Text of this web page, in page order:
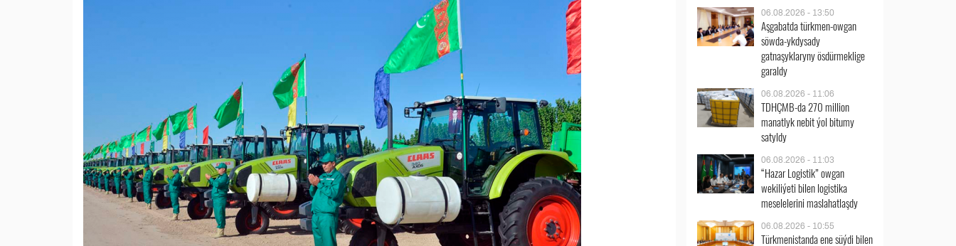
06.08.2026 - 13:50
Aşgabatda türkmen-owgan
söwda-ykdysady
gatnaşyklaryny ösdürmeklige
garaldy
06.08.2026 - 11:06
TDHÇMB-da 270 million
manatlyk nebit ýol bitumy
satyldy
06.08.2026 - 11:03
“Hazar Logistik” owgan
wekiliýeti bilen logistika
meselelerini maslahatlaşdy
06.08.2026 - 10:55
Türkmenistanda ene süýdi bilen